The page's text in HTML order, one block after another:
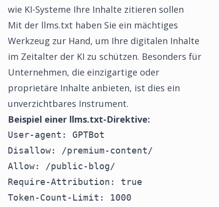
wie KI-Systeme Ihre Inhalte zitieren sollen
Mit der llms.txt haben Sie ein mächtiges
Werkzeug zur Hand, um Ihre digitalen Inhalte
im Zeitalter der KI zu schützen. Besonders für
Unternehmen, die einzigartige oder
proprietäre Inhalte anbieten, ist dies ein
unverzichtbares Instrument.
Beispiel einer llms.txt-Direktive:
User-agent: GPTBot
Disallow: /premium-content/
Allow: /public-blog/
Require-Attribution: true
Token-Count-Limit: 1000